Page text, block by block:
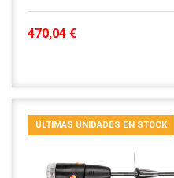
470,04 €
ÚLTIMAS UNIDADES EN STOCK